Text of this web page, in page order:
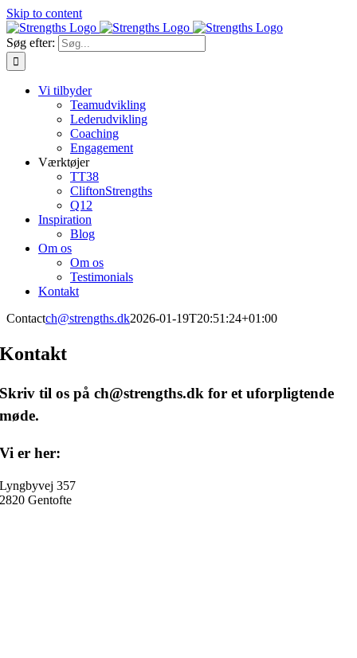
Skip to content
Søg efter:
Vi tilbyder
Teamudvikling
Lederudvikling
Coaching
Engagement
Værktøjer
TT38
CliftonStrengths
Q12
Inspiration
Blog
Om os
Om os
Testimonials
Kontakt
Contactch@strengths.dk2026-01-19T20:51:24+01:00
Kontakt
Skriv til os påch@strengths.dk for et uforpligtende
møde.
Vi er her:
Lyngbyvej 357
2820 Gentofte